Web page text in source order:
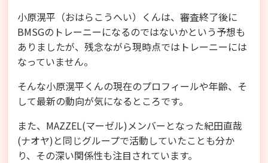
小原滉平（おはらこうへい）くんは、審査終了後に
BMSGのトレーニーになるのではないかという予想も
ありましたが、残念ながら現時点ではトレーニーには
なっていません。
そんな小原滉平くんの現在のプロフィールや年齢、そ
して最新の動向が気になるところです。
また、MAZZEL(マーゼル)メンバーとなった紀田直哉
(ナオヤ)と同じグループで活動していたことも分か
り、その深い関係性も注目されています。